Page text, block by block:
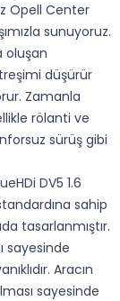
Opell Center
sunuyoruz.
oluşan
düşürür
Zamanla
rölanti ve
sürüş gibi
DV5 1.6
sahip
tasarlanmıştır.
sayesinde
Aracın
sayesinde